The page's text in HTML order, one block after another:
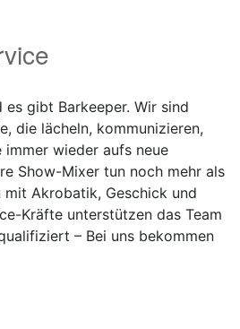
es gibt Barkeeper. Wir sind
die lächeln, kommunizieren,
wieder aufs neue
Show-Mixer tun noch mehr als
mit Akrobatik, Geschick und
Kräfte unterstützen das Team
– Bei uns bekommen